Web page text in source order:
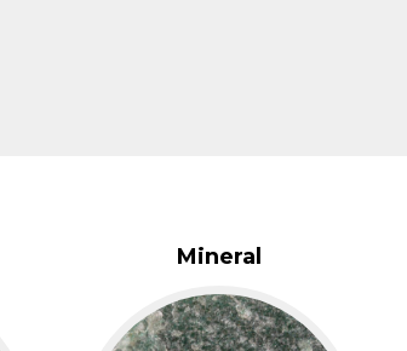
Mineral